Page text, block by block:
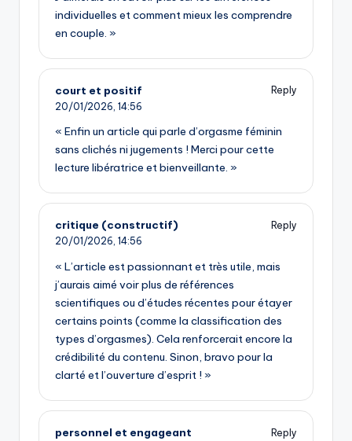
individuelles et comment mieux les comprendre
en couple. »
court et positif
Reply
20/01/2026, 14:56
« Enfin un article qui parle d’orgasme féminin
sans clichés ni jugements ! Merci pour cette
lecture libératrice et bienveillante. »
critique (constructif)
Reply
20/01/2026, 14:56
« L’article est passionnant et très utile, mais
j’aurais aimé voir plus de références
scientifiques ou d’études récentes pour étayer
certains points (comme la classification des
types d’orgasmes). Cela renforcerait encore la
crédibilité du contenu. Sinon, bravo pour la
clarté et l’ouverture d’esprit ! »
personnel et engageant
Reply